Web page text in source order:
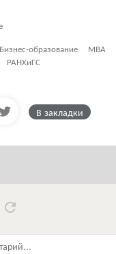
Бизнес-образование
МВА
РАНХиГС
В закладки